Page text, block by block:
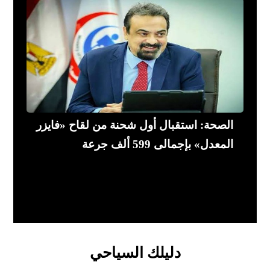
الصحة: استقبال أول شحنة من لقاح «فايزر
المعدل» بإجمالى 599 ألف جرعة
دليلك السياحي